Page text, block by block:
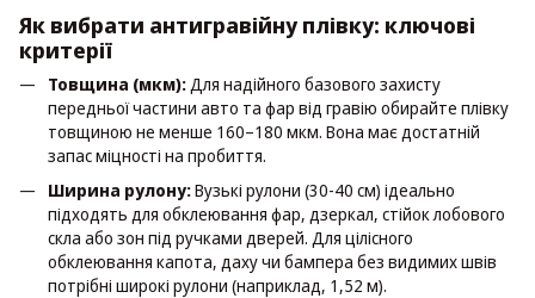
Як вибрати антигравійну плівку: ключові
критерії
Товщина (мкм):Для надійного базового захисту
передньої частини авто та фар від гравію обирайте плівку
товщиною не менше 160–180 мкм. Вона має достатній
запас міцності на пробиття.
Ширина рулону:Вузькі рулони (30-40 см) ідеально
підходять для обклеювання фар, дзеркал, стійок лобового
скла або зон під ручками дверей. Для цілісного
обклеювання капота, даху чи бампера без видимих швів
потрібні широкі рулони (наприклад, 1,52 м).